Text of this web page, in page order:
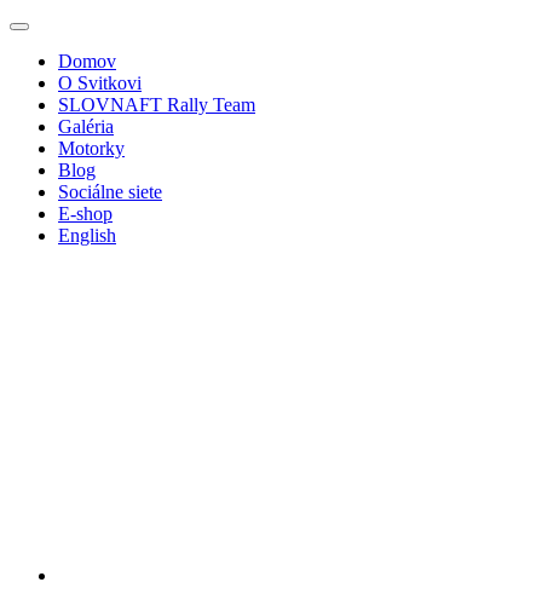
Domov
O Svitkovi
SLOVNAFT Rally Team
Galéria
Motorky
Blog
Sociálne siete
E-shop
English